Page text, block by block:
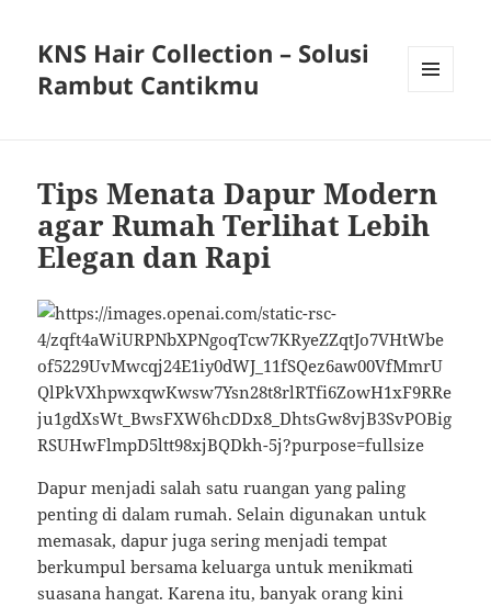
KNS Hair Collection – Solusi
Rambut Cantikmu
Tips Menata Dapur Modern
agar Rumah Terlihat Lebih
Elegan dan Rapi
Dapur menjadi salah satu ruangan yang paling
penting di dalam rumah. Selain digunakan untuk
memasak, dapur juga sering menjadi tempat
berkumpul bersama keluarga untuk menikmati
suasana hangat. Karena itu, banyak orang kini